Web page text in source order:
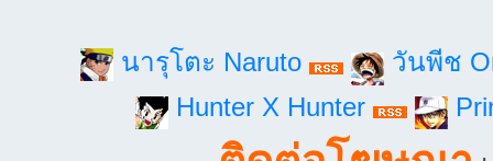
นารุโตะ Naruto
วันพีช
Hunter X Hunter